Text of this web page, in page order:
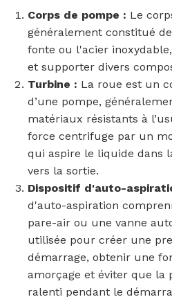
Corps de pompe : Le
généralement constitué
fonte ou l'acier
et supporter divers
Turbine : La roue est un
d’une pompe,
matériaux résistants à
force centrifuge par un
qui aspire le liquide dans
vers la sortie.
Dispositif d'auto-
d'auto-aspiration
pare-air ou une vanne
utilisée pour créer une
démarrage, obtenir une
amorçage et éviter que la
ralenti pendant le